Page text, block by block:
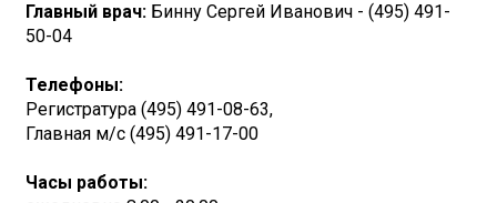
Главный врач: Бинну Сергей Иванович - (495) 491-
50-04
Телефоны:
Регистратура (495) 491-08-63,
Главная м/с (495) 491-17-00
Часы работы: